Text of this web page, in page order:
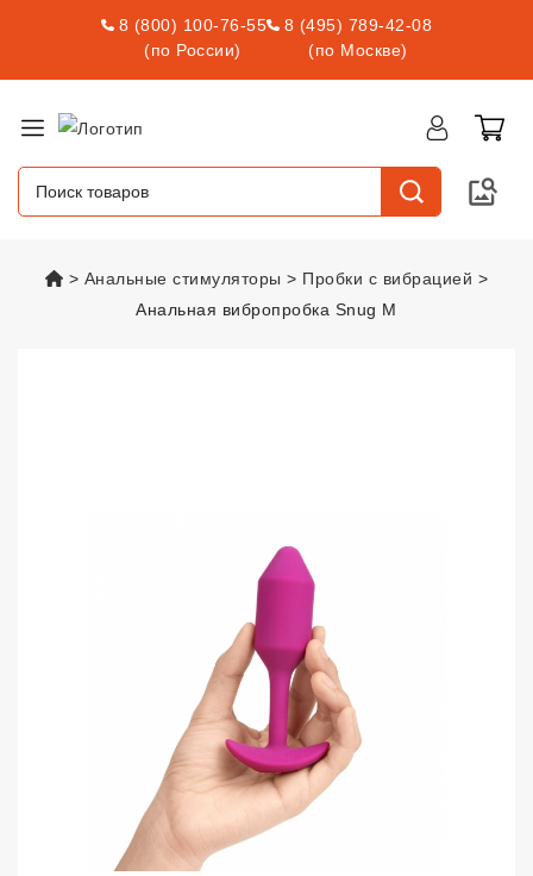
8 (800) 100-76-55
(по России)
8 (495) 789-42-08
(по Москве)
vsexshop.ru
Анальные стимуляторы
Пробки с вибрацией
Анальная вибропробка Snug M